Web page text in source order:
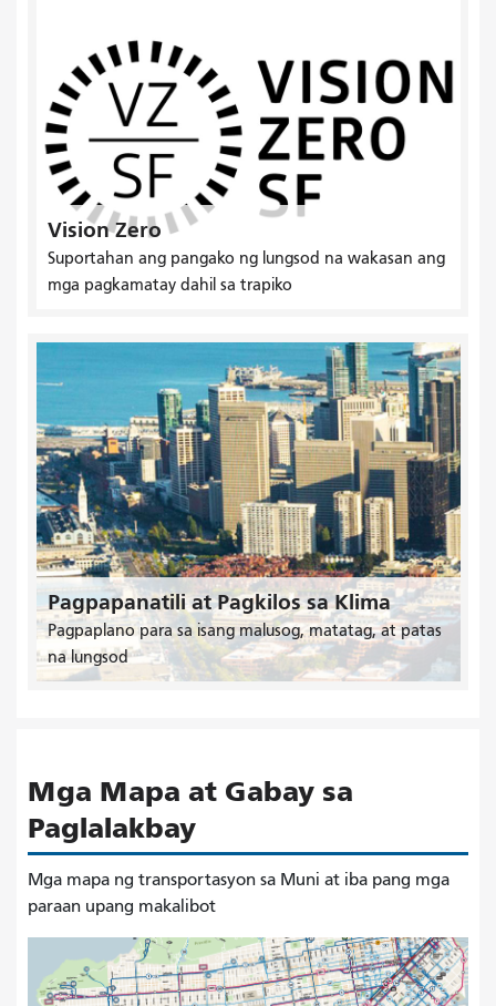
Vision Zero
Suportahan ang pangako ng lungsod na wakasan ang
mga pagkamatay dahil sa trapiko
Pagpapanatili at Pagkilos sa Klima
Pagpaplano para sa isang malusog, matatag, at patas
na lungsod
Mga Mapa at Gabay sa
Paglalakbay
Mga mapa ng transportasyon sa Muni at iba pang mga
paraan upang makalibot